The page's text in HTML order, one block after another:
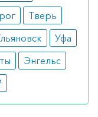
Тверь
Уфа
Энгельс